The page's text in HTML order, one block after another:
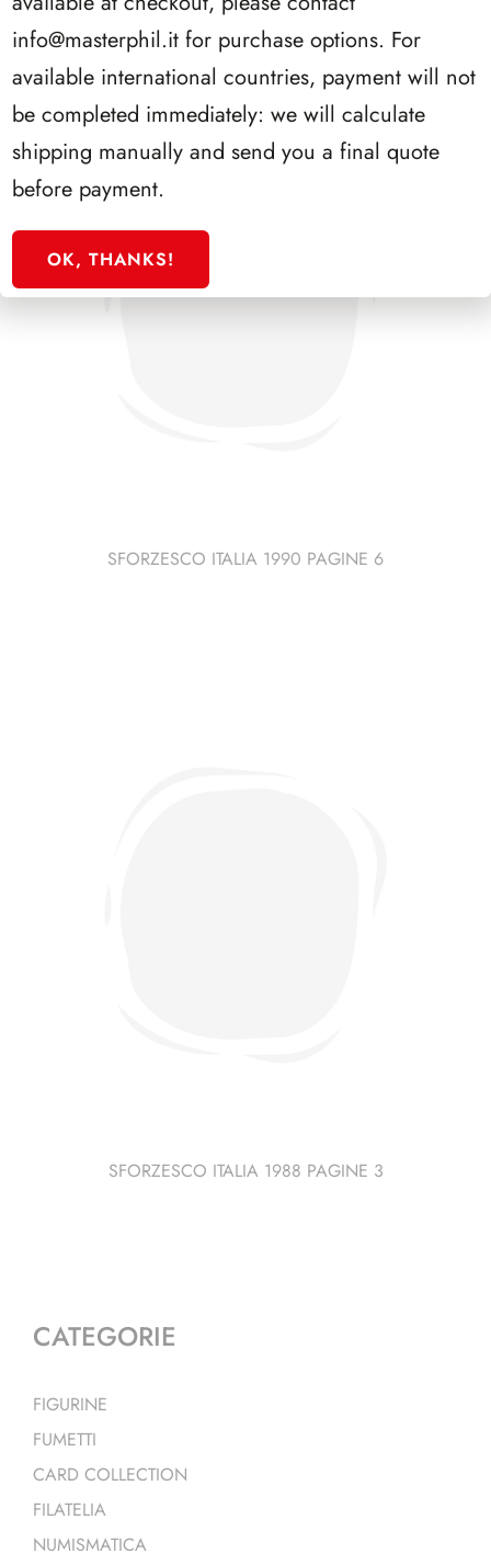
SFORZESCO ITALIA 1990 PAGINE 6
SFORZESCO ITALIA 1988 PAGINE 3
CATEGORIE
FIGURINE
FUMETTI
CARD COLLECTION
FILATELIA
NUMISMATICA
info@masterphil.it for purchase options. For
available international countries, payment will not
be completed immediately: we will calculate
shipping manually and send you a final quote
before payment.
OK, THANKS!